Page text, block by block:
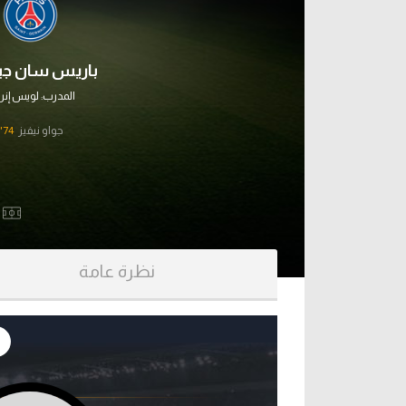
الدوري
دوري
باريس سان
المدرب: لويس
جواو نيفيز 74'
نظرة عامة